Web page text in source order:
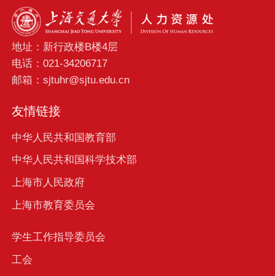
地址：新行政楼B楼4层
电话：021-34206717
邮箱：sjtuhr@sjtu.edu.cn
友情链接
中华人民共和国教育部
中华人民共和国科学技术部
上海市人民政府
上海市教育委员会
学生工作指导委员会
工会